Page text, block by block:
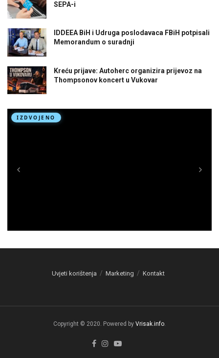
SEPA-i
IDDEEA BiH i Udruga poslodavaca FBiH potpisali
Memorandum o suradnji
Kreću prijave: Autoherc organizira prijevoz na
Thompsonov koncert u Vukovar
Uvjeti korištenja Marketing Kontakt
Copyright © 2020. Powered by Vrisak.info